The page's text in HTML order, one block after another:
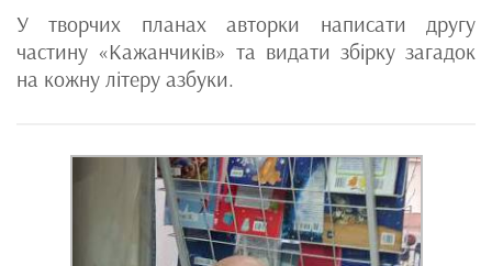
У творчих планах авторки написати другу
частину «Кажанчиків» та видати збірку загадок
на кожну літеру азбуки.